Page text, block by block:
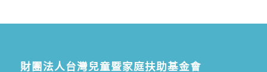
財團法人台灣兒童暨家庭扶助基金會